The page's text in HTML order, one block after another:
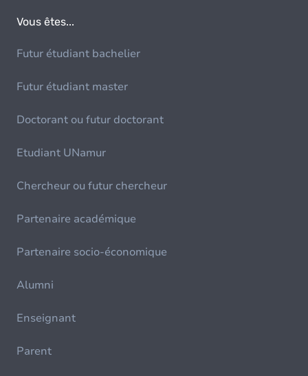
Vous êtes...
Futur étudiant bachelier
Futur étudiant master
Doctorant ou futur doctorant
Etudiant UNamur
Chercheur ou futur chercheur
Partenaire académique
Partenaire socio-économique
Alumni
Enseignant
Parent